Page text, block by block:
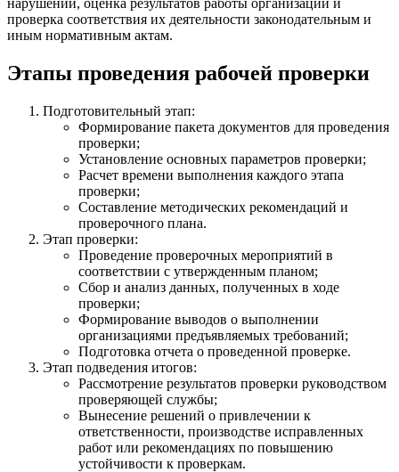
нарушений, оценка результатов работы организаций и
проверка соответствия их деятельности законодательным и
иным нормативным актам.
Этапы проведения рабочей проверки
Подготовительный этап:
Формирование пакета документов для проведения
проверки;
Установление основных параметров проверки;
Расчет времени выполнения каждого этапа
проверки;
Составление методических рекомендаций и
проверочного плана.
Этап проверки:
Проведение проверочных мероприятий в
соответствии с утвержденным планом;
Сбор и анализ данных, полученных в ходе
проверки;
Формирование выводов о выполнении
организациями предъявляемых требований;
Подготовка отчета о проведенной проверке.
Этап подведения итогов:
Рассмотрение результатов проверки руководством
проверяющей службы;
Вынесение решений о привлечении к
ответственности, производстве исправленных
работ или рекомендациях по повышению
устойчивости к проверкам.